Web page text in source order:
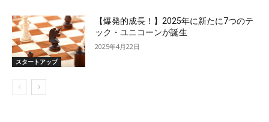
スタートアップ
【爆発的成長！】2025年に新たに7つのテ
ック・ユニコーンが誕生
2025年4月22日